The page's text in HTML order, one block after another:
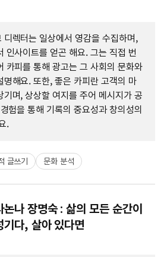
디렉터는 일상에서 영감을 수집하며,
인사이트를 얻곤 해요. 그는 직접 번
카피를 통해 광고는 그 사회의 문화와
명해요. 또한, 좋은 카피란 고객의 마
기며, 상상할 여지를 주어 메시지가 공
험을 통해 기록의 중요성과 창의성의
.
글쓰기 문화 분석
논나 장명숙 : 삶의 모든 순간이
기다, 살아 있다면